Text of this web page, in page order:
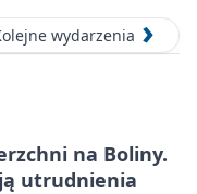
wydarzenia
na Boliny.
utrudnienia